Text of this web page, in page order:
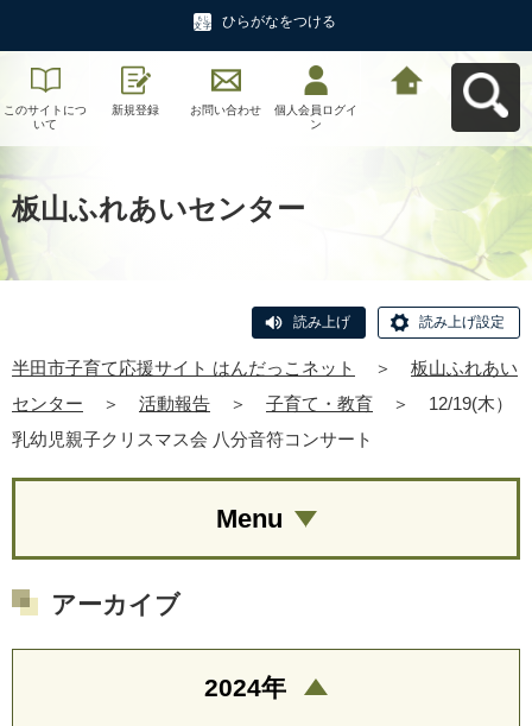
ひらがなをつける
このサイトにつ
いて
新規登録 お問い合わせ
個人会員ログイ
ン
板山ふれあいセンター
読み上げ 読み上げ設定
半田市子育て応援サイト はんだっこネット ＞
板山ふれあい
センター
＞ 活動報告 ＞ 子育て・教育 ＞
12/19(木）
乳幼児親子クリスマス会 八分音符コンサート
Menu
アーカイブ
2024年